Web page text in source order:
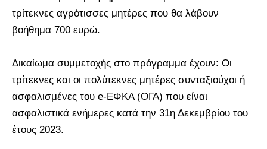
τρίτεκνες αγρότισσες μητέρες που θα λάβουν
βοήθημα 700 ευρώ.
Δικαίωμα συμμετοχής στο πρόγραμμα έχουν: Οι
τρίτεκνες και οι πολύτεκνες μητέρες συνταξιούχοι ή
ασφαλισμένες του e-ΕΦΚΑ (ΟΓΑ) που είναι
ασφαλιστικά ενήμερες κατά την 31η Δεκεμβρίου του
έτους 2023.